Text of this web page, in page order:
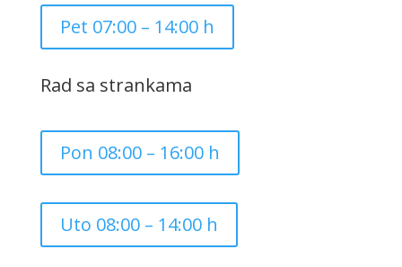
Pet 07:00 – 14:00 h
Rad sa strankama
Pon 08:00 – 16:00 h
Uto 08:00 – 14:00 h